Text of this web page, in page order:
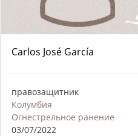
Carlos José García
правозащитник
Колумбия
Огнестрельное ранение
03/07/2022